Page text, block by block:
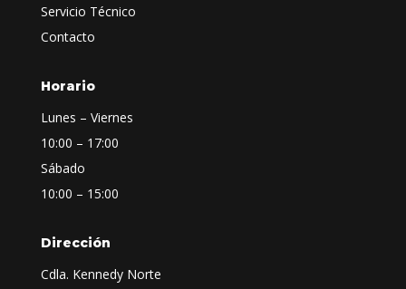
Servicio Técnico
Contacto
Horario
Lunes – Viernes
10:00 – 17:00
Sábado
10:00 – 15:00
Dirección
Cdla. Kennedy Norte